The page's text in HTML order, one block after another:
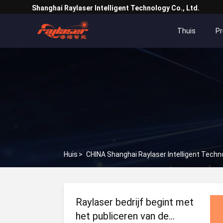
Shanghai Raylaser Intelligent Technology Co., Ltd.
Thuis
Huis > CHINA Shanghai Raylaser Intelligent
Raylaser bedrijf begint met
het publiceren van de